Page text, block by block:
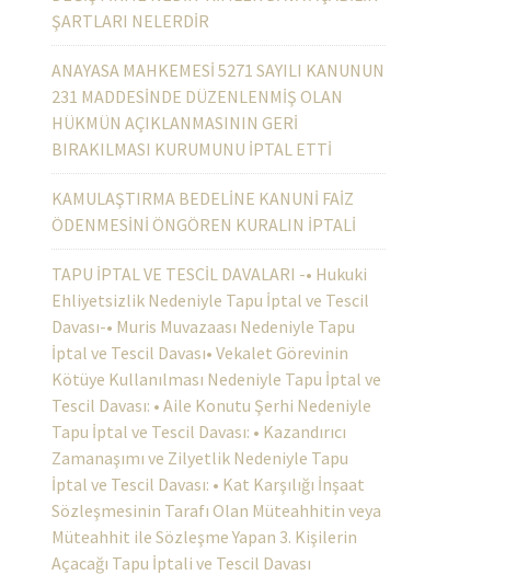
ŞARTLARI NELERDİR
ANAYASA MAHKEMESİ 5271 SAYILI KANUNUN
231 MADDESİNDE DÜZENLENMİŞ OLAN
HÜKMÜN AÇIKLANMASININ GERİ
BIRAKILMASI KURUMUNU İPTAL ETTİ
KAMULAŞTIRMA BEDELİNE KANUNİ FAİZ
ÖDENMESİNİ ÖNGÖREN KURALIN İPTALİ
TAPU İPTAL VE TESCİL DAVALARI -• Hukuki
Ehliyetsizlik Nedeniyle Tapu İptal ve Tescil
Davası-• Muris Muvazaası Nedeniyle Tapu
İptal ve Tescil Davası• Vekalet Görevinin
Kötüye Kullanılması Nedeniyle Tapu İptal ve
Tescil Davası: • Aile Konutu Şerhi Nedeniyle
Tapu İptal ve Tescil Davası: • Kazandırıcı
Zamanaşımı ve Zilyetlik Nedeniyle Tapu
İptal ve Tescil Davası: • Kat Karşılığı İnşaat
Sözleşmesinin Tarafı Olan Müteahhitin veya
Müteahhit ile Sözleşme Yapan 3. Kişilerin
Açacağı Tapu İptali ve Tescil Davası